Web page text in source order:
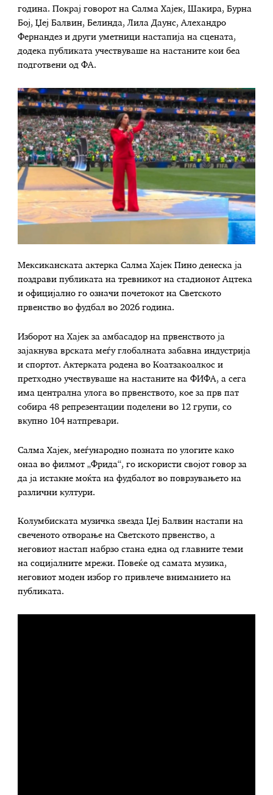
година. Покрај говорот на Салма Хајек, Шакира, Бурна
Бој, Џеј Балвин, Белинда, Лила Даунс, Алехандро
Фернандез и други уметници настапија на сцената,
додека публиката учествуваше на настаните кои беа
подготвени од ФА.
Мексиканската актерка Салма Хајек Пино денеска ја
поздрави публиката на тревникот на стадионот Ацтека
и официјално го означи почетокот на Светското
првенство во фудбал во 2026 година.
Изборот на Хајек за амбасадор на првенството ја
зајакнува врската меѓу глобалната забавна индустрија
и спортот. Актерката родена во Коатзакоалкос и
претходно учествуваше на настаните на ФИФА, а сега
има централна улога во првенството, кое за прв пат
собира 48 репрезентации поделени во 12 групи, со
вкупно 104 натпревари.
Салма Хајек, меѓународно позната по улогите како
онаа во филмот „Фрида“, го искористи својот говор за
да ја истакне моќта на фудбалот во поврзувањето на
различни култури.
Колумбиската музичка ѕвезда Џеј Балвин настапи на
свеченото отворање на Светското првенство, а
неговиот настап набрзо стана една од главните теми
на социјалните мрежи. Повеќе од самата музика,
неговиот моден избор го привлече вниманието на
публиката.